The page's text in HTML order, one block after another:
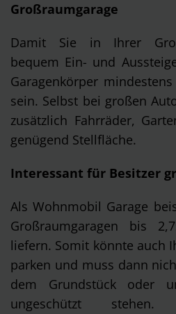
Großraumgarage
Damit Sie in Ihrer
bequem Ein- und
Garagenkörper
sein. Selbst bei großen
zusätzlich Fahrräder,
genügend Stellfläche.
Interessant für Besitzer
Als Wohnmobil Garage
Großraumgaragen bis
liefern. Somit könnte auch
parken und muss dann
dem Grundstück oder
ungeschützt